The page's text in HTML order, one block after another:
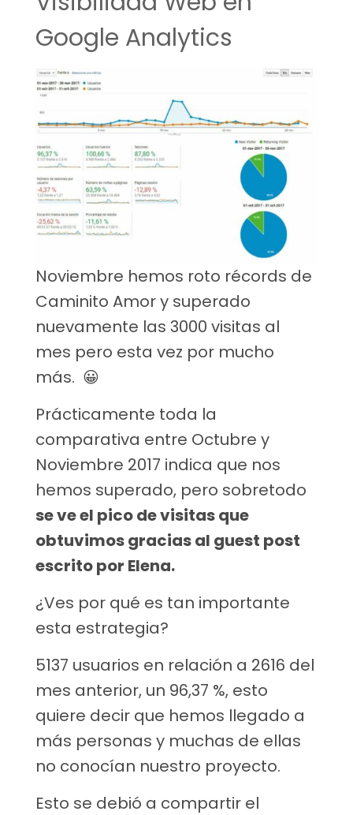
Google Analytics
Noviembre hemos roto récords de
Caminito Amor y superado
nuevamente las 3000 visitas al
mes pero esta vez por mucho
más. 😀
Prácticamente toda la
comparativa entre Octubre y
Noviembre 2017 indica que nos
hemos superado, pero sobretodo
se ve el pico de visitas que
obtuvimos gracias al guest post
escrito por Elena.
¿Ves por qué es tan importante
esta estrategia?
5137 usuarios en relación a 2616 del
mes anterior, un 96,37 %, esto
quiere decir que hemos llegado a
más personas y muchas de ellas
no conocían nuestro proyecto.
Esto se debió a compartir el